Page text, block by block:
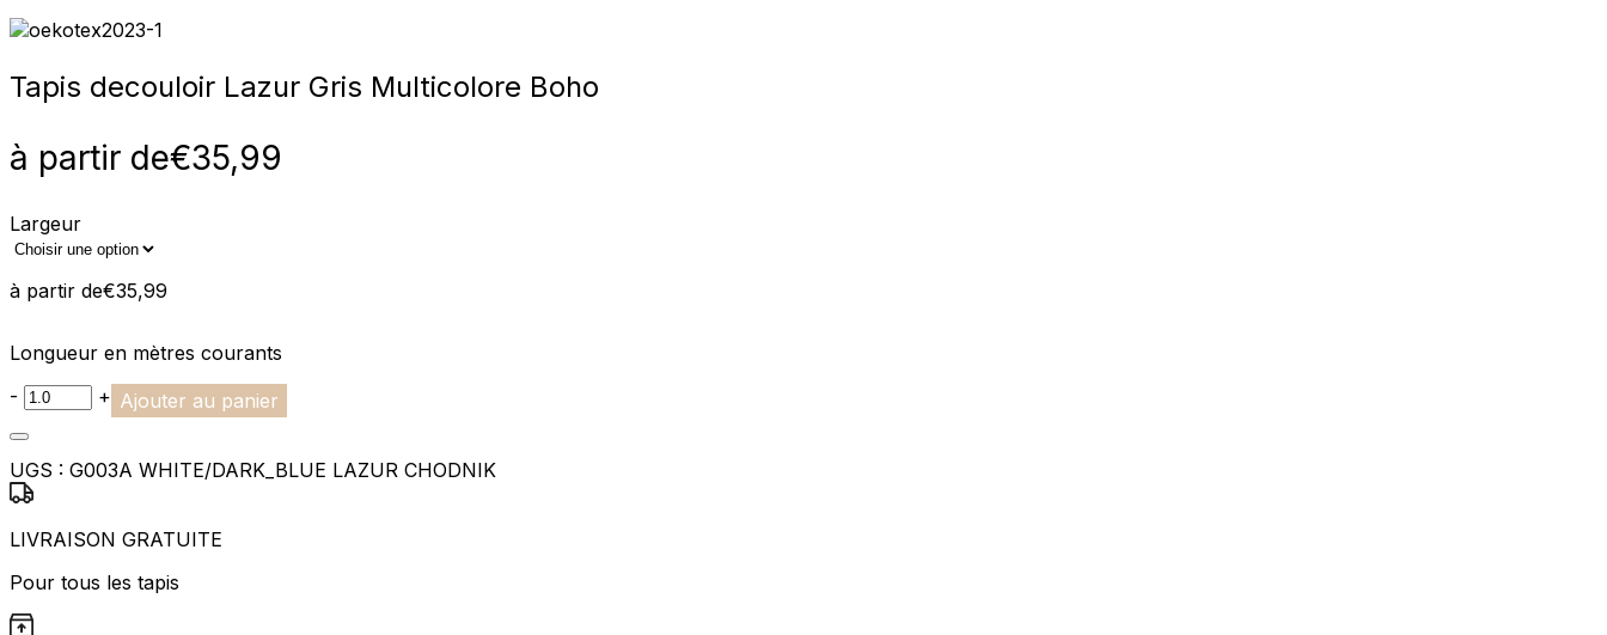
Tapis decouloir Lazur Gris Multicolore Boho
à partir de€35,99
Largeur
à partir de€35,99
Longueur en mètres courants
-
+ Ajouter au panier
UGS : G003A WHITE/DARK_BLUE LAZUR CHODNIK
LIVRAISON GRATUITE
Pour tous les tapis